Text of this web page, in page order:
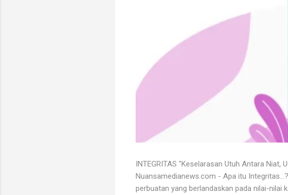
INTEGRITAS "Keselarasan Utuh Antara Niat,
Nuansamedianews.com - Apa itu
perbuatan yang berlandaskan pada nilai-nilai